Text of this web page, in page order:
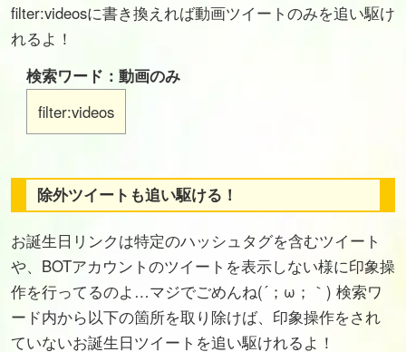
filter:videosに書き換えれば動画ツイートのみを追い駆け
れるよ！
検索ワード：動画のみ
filter:videos
除外ツイートも追い駆ける！
お誕生日リンクは特定のハッシュタグを含むツイート
や、BOTアカウントのツイートを表示しない様に印象操
作を行ってるのよ…マジでごめんね(´；ω；｀) 検索ワ
ード内から以下の箇所を取り除けば、印象操作をされ
ていないお誕生日ツイートを追い駆けれるよ！